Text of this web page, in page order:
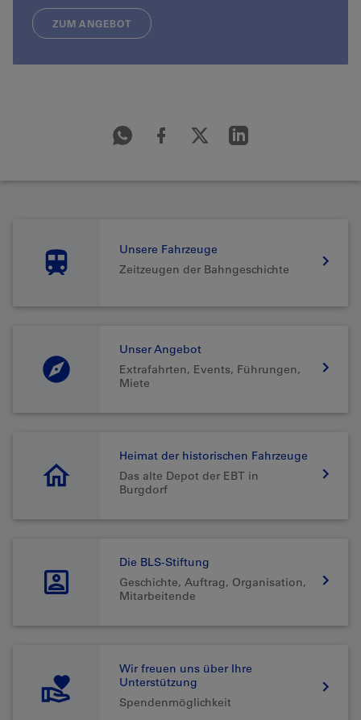
ZUM ANGEBOT
Unsere Fahrzeuge
Zeitzeugen der Bahngeschichte
Unser Angebot
Extrafahrten, Events, Führungen,
Miete
Heimat der historischen Fahrzeuge
Das alte Depot der EBT in
Burgdorf
Die BLS-Stiftung
Geschichte, Auftrag, Organisation,
Mitarbeitende
Wir freuen uns über Ihre
Unterstützung
Spendenmöglichkeit